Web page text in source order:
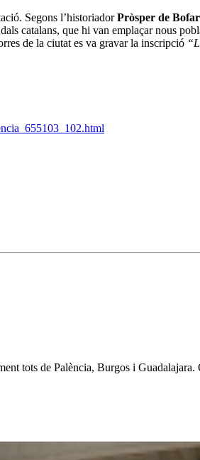
Segons l’historiadorPròsper de
catalans, que hi van emplaçar nous
de la ciutat es va gravar la inscripció
tots de Palència, Burgos i